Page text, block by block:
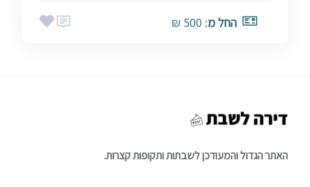
החל מ: 500 ₪
האתר הגדול והמעודכן לשבתות ותקופות קצרות.